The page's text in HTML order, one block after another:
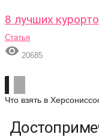
8 лучших
Статья
 20685
Что взять в